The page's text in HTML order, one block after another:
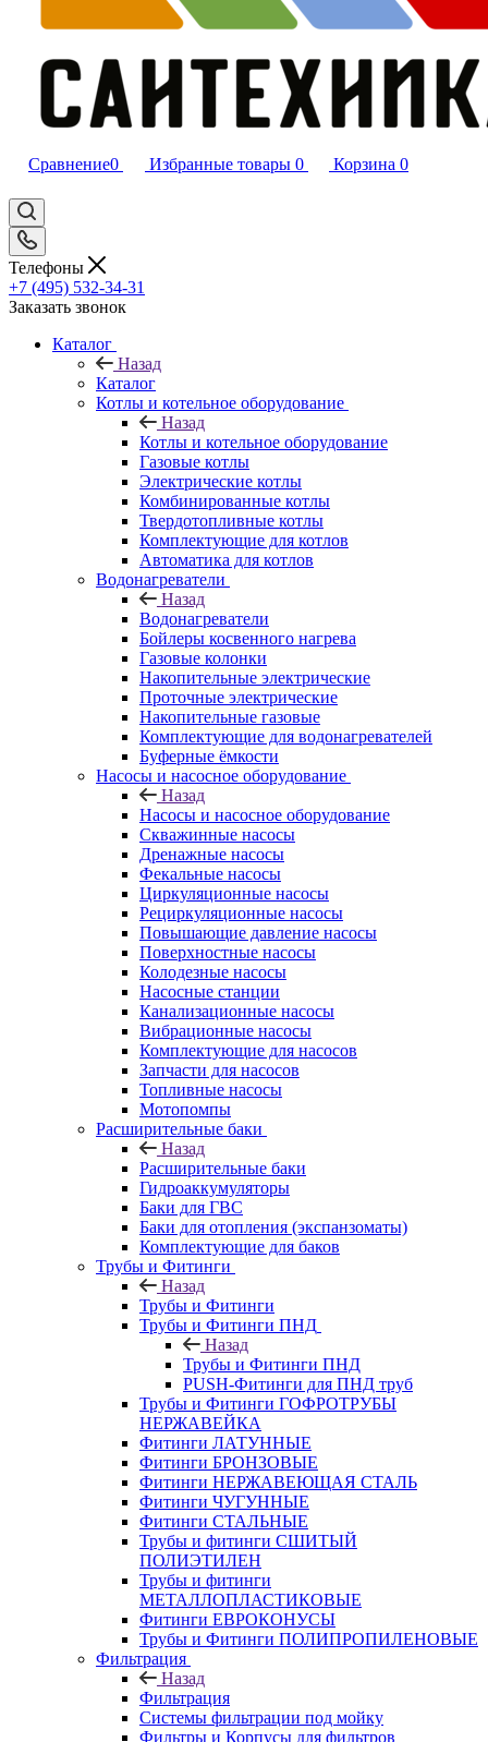
Сравнение0 Избранные товары 0 Корзина 0
Телефоны
+7 (495) 532‑34‑31
Заказать звонок
Каталог
Назад
Каталог
Котлы и котельное оборудование
Назад
Котлы и котельное оборудование
Газовые котлы
Электрические котлы
Комбинированные котлы
Твердотопливные котлы
Комплектующие для котлов
Автоматика для котлов
Водонагреватели
Назад
Водонагреватели
Бойлеры косвенного нагрева
Газовые колонки
Накопительные электрические
Проточные электрические
Накопительные газовые
Комплектующие для водонагревателей
Буферные ёмкости
Насосы и насосное оборудование
Назад
Насосы и насосное оборудование
Скважинные насосы
Дренажные насосы
Фекальные насосы
Циркуляционные насосы
Рециркуляционные насосы
Повышающие давление насосы
Поверхностные насосы
Колодезные насосы
Насосные станции
Канализационные насосы
Вибрационные насосы
Комплектующие для насосов
Запчасти для насосов
Топливные насосы
Мотопомпы
Расширительные баки
Назад
Расширительные баки
Гидроаккумуляторы
Баки для ГВС
Баки для отопления (экспанзоматы)
Комплектующие для баков
Трубы и Фитинги
Назад
Трубы и Фитинги
Трубы и Фитинги ПНД
Назад
Трубы и Фитинги ПНД
PUSH-Фитинги для ПНД труб
Трубы и Фитинги ГОФРОТРУБЫ
НЕРЖАВЕЙКА
Фитинги ЛАТУННЫЕ
Фитинги БРОНЗОВЫЕ
Фитинги НЕРЖАВЕЮЩАЯ СТАЛЬ
Фитинги ЧУГУННЫЕ
Фитинги СТАЛЬНЫЕ
Трубы и фитинги СШИТЫЙ
ПОЛИЭТИЛЕН
Трубы и фитинги
МЕТАЛЛОПЛАСТИКОВЫЕ
Фитинги ЕВРОКОНУСЫ
Трубы и Фитинги ПОЛИПРОПИЛЕНОВЫЕ
Фильтрация
Назад
Фильтрация
Системы фильтрации под мойку
Фильтры и Корпусы для фильтров